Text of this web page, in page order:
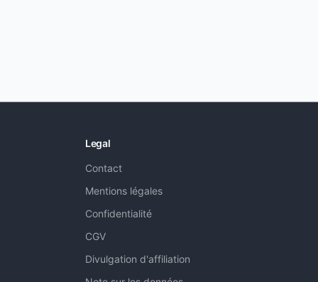
Legal
Contact
Mentions légales
Confidentialité
CGV
Divulgation d'affiliation